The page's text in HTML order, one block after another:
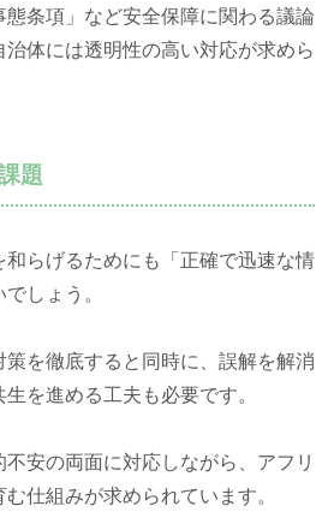
条項」など安全保障に関わる議論
治体には透明性の高い対応が求めら
題
らげるためにも「正確で迅速な情
しょう。
策を徹底すると同時に、誤解を解消
を進める工夫も必要です。
安の両面に対応しながら、アフリ
仕組みが求められています。